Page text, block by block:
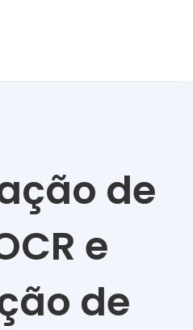
de
e
de